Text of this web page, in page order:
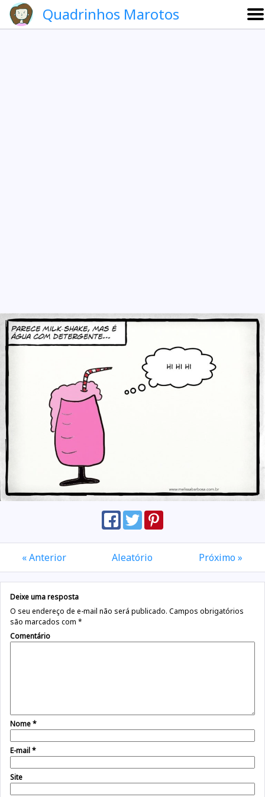
Quadrinhos Marotos
« Anterior Aleatório Próximo »
Deixe uma resposta
O seu endereço de e-mail não será publicado. Campos obrigatórios
são marcados com *
Comentário
Nome*
E-mail*
Site